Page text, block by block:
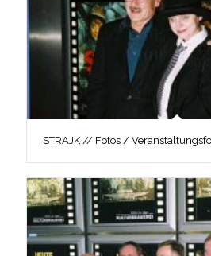
STRAJK // Fotos /